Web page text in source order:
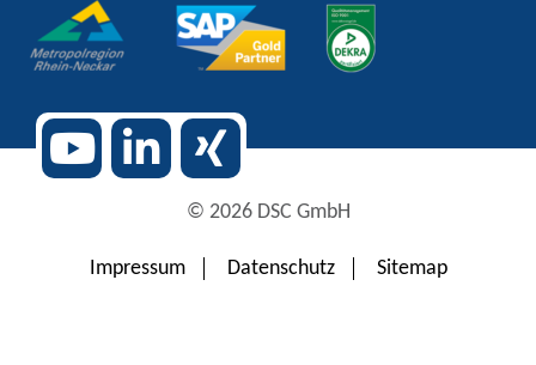
© 2026 DSC GmbH
Impressum Datenschutz Sitemap